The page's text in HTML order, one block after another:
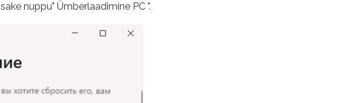
nuppu" Ümberlaadimine PC ".